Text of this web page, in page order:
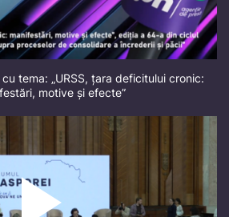
tema: „URSS, țara deficitului cronic:
motive și efecte”